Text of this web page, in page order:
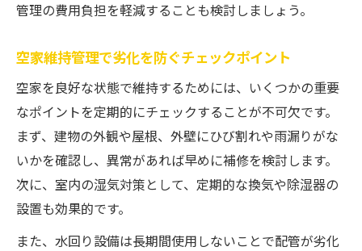
管理の費用負担を軽減することも検討しましょう。
空家維持管理で劣化を防ぐチェックポイント
空家を良好な状態で維持するためには、いくつかの重要
なポイントを定期的にチェックすることが不可欠です。
まず、建物の外観や屋根、外壁にひび割れや雨漏りがな
いかを確認し、異常があれば早めに補修を検討します。
次に、室内の湿気対策として、定期的な換気や除湿器の
設置も効果的です。
また、水回り設備は長期間使用しないことで配管が劣化